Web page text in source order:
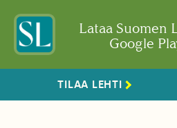
Lataa Suomen
Google
TILAA LEHTI